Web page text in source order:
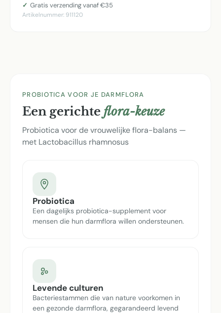
Gratis verzending vanaf €35
Artikelnummer: 911120
PROBIOTICA VOOR JE DARMFLORA
Een gerichte flora-keuze
Probiotica voor de vrouwelijke flora-balans —
met Lactobacillus rhamnosus
Probiotica
Een dagelijks probiotica-supplement voor
mensen die hun darmflora willen ondersteunen.
Levende culturen
Bacteriestammen die van nature voorkomen in
een gezonde darmflora, gegarandeerd levend